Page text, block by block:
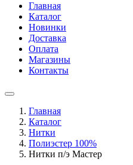
Главная
Каталог
Новинки
Доставка
Оплата
Магазины
Контакты
Главная
Каталог
Нитки
Полиэстер 100%
Нитки п/э Мастер